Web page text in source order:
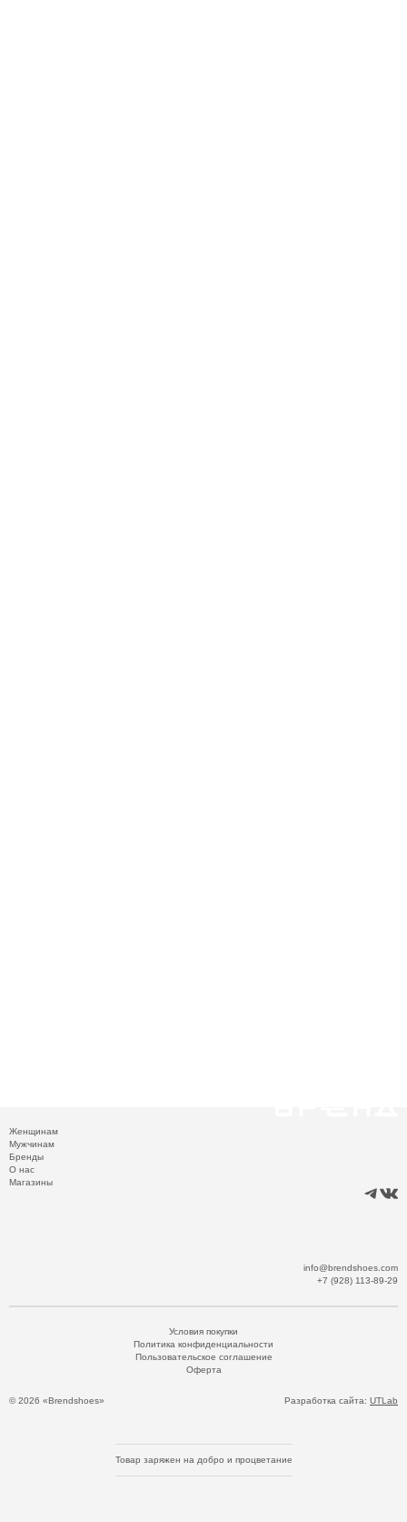
Женщинам
Мужчинам
Бренды
О нас
Магазины
info@brendshoes.com
+7 (928) 113-89-29
© 2026 «Brendshoes»
Условия покупки
Политика конфиденциальности
Пользовательское соглашение
Оферта
Разработка сайта: UTLab
Товар заряжен на добро и процветание